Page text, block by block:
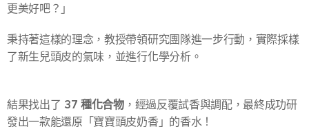
更美好吧？」
秉持著這樣的理念，教授帶領研究團隊進一步行動，實際採樣
了新生兒頭皮的氣味，並進行化學分析。
結果找出了 37 種化合物，經過反覆試香與調配，最終成功研
發出一款能還原「寶寶頭皮奶香」的香水！